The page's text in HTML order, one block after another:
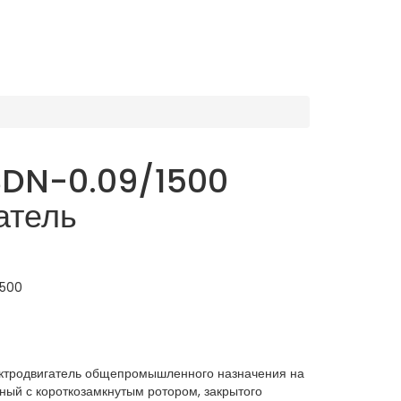
0.09/1500
общепромышленного назначения на
с короткозамкнутым ротором, закрытого